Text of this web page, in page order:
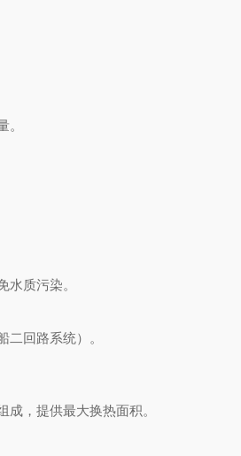
。
质污染。
回路系统）。
，提供最大换热面积。